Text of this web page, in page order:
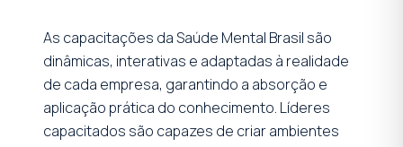
As capacitações da Saúde Mental Brasil são
dinâmicas, interativas e adaptadas à realidade
de cada empresa, garantindo a absorção e
aplicação prática do conhecimento. Líderes
capacitados são capazes de criar ambientes